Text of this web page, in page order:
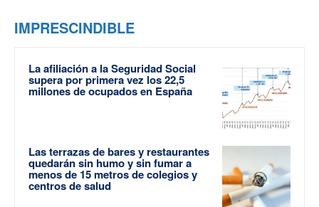
IMPRESCINDIBLE
La afiliación a la Seguridad Social
supera por primera vez los 22,5
millones de ocupados en España
Las terrazas de bares y restaurantes
quedarán sin humo y sin fumar a
menos de 15 metros de colegios y
centros de salud